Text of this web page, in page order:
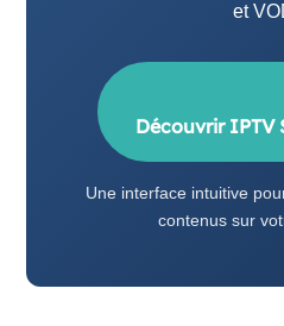
et
Découvrir IPTV
Une interface intuitive
contenus sur